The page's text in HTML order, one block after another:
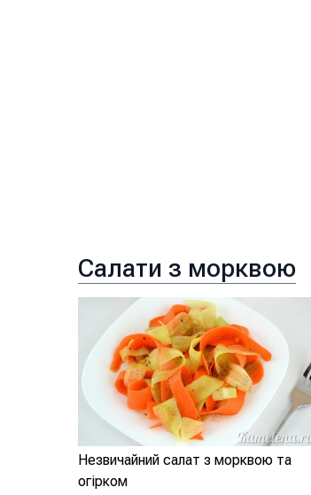
Салати з морквою
Незвичайний салат з морквою та
огірком